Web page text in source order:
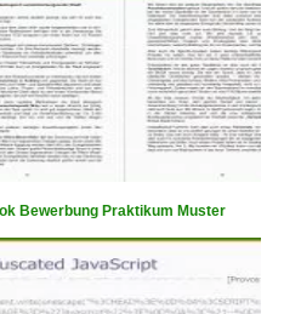
Bewerbung Praktikum Muster